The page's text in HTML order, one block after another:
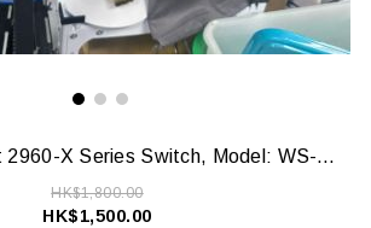
✌️Cisco Catalyst 2960-X Series Switch, Model: WS-C2960X-24TS-L ✌️
HK$1,800.00
HK$1,500.00